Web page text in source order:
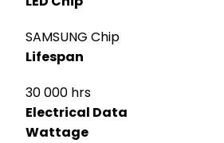
SAMSUNG Chip
Lifespan
30 000 hrs
Electrical Data
Wattage